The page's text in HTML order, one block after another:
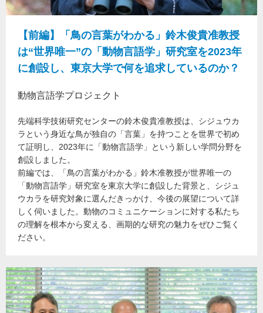
【前編】「鳥の言葉がわかる」鈴木俊貴准教授
は“世界唯一”の「動物言語学」研究室を2023年
に創設し、東京大学で何を追求しているのか？
動物言語学プロジェクト
先端科学技術研究センターの鈴木俊貴准教授は、シジュウカ
ラという身近な鳥が独自の「言葉」を持つことを世界で初め
て証明し、2023年に「動物言語学」という新しい学問分野を
創設しました。
前編では、「鳥の言葉がわかる」鈴木准教授が世界唯一の
「動物言語学」研究室を東京大学に創設した背景と、シジュ
ウカラを研究対象に選んだきっかけ、今後の展望について詳
しく伺いました。動物のコミュニケーションに対する私たち
の理解を根本から変える、画期的な研究の魅力をぜひご覧く
ださい。